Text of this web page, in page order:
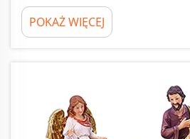
POKAŻ WIĘCEJ